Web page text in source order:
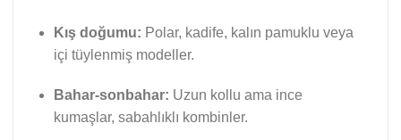
Kış doğumu: Polar, kadife, kalın pamuklu veya
içi tüylenmiş modeller.
Bahar-sonbahar: Uzun kollu ama ince
kumaşlar, sabahlıklı kombinler.